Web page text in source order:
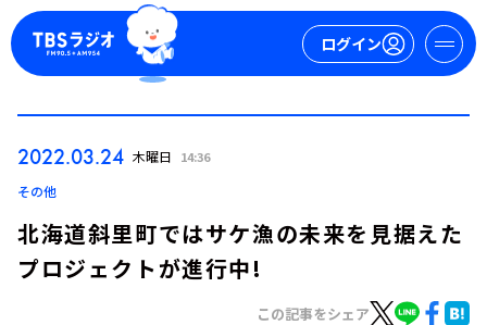
ログイン
2022.03.24 木曜日 14:36
その他
北海道斜里町ではサケ漁の未来を見据えた
プロジェクトが進行中!
この記事をシェア